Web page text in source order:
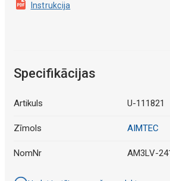
Instrukcija
Specifikācijas
Artikuls U-111821
Zīmols AIMTEC
NomNr AM3LV-